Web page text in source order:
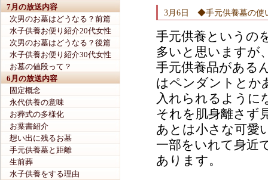
7月の放送内容
次男のお墓はどうなる？前篇
水子供養お便り紹介20代女性
次男のお墓はどうなる？後篇
水子供養お便り紹介30代女性
お墓の値段って？
6月の放送内容
固定概念
永代供養の意味
お葬式の多様化
お葉書紹介
想い出に残るお墓
手元供養墓と距離
生前葬
水子供養をする理由
3月6日 ◆手元供養墓の使
手元供養というの
多いと思いますが
手元供養品がある
はペンダントとか
入れられるように
それを肌身離さず
あとは小さな可愛
一部をいれて身近
あります。